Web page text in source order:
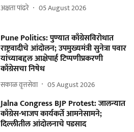
अक्षता पांढरे 05 August 2026
Pune Politics: पुण्यात काँग्रेसविरोधात
राष्ट्रवादीचे आंदोलन; उपमुख्यमंत्री सुनेत्रा पवार
यांच्याबद्दल आक्षेपार्ह टिप्पणीप्रकरणी
काँग्रेसचा निषेध
सकाळ वृत्तसेवा 05 August 2026
Jalna Congress BJP Protest: जालन्यात
काँग्रेस-भाजप कार्यकर्ते आमनेसामने;
दिल्लीतील आंदोलनाचे पडसाद